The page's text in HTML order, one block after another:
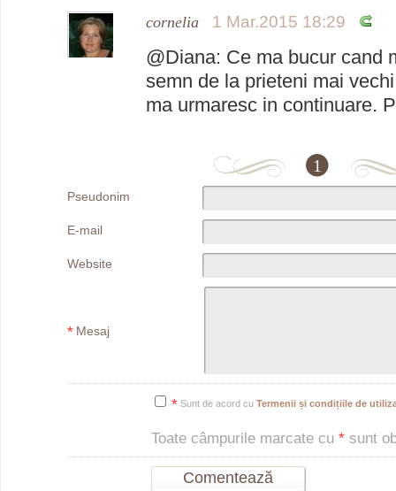
cornelia 1 Mar.2015 18:29
@Diana: Ce ma bucur cand
semn de la prieteni mai
ma urmaresc in continuare.
1
Pseudonim
E-mail
Website
* Mesaj
* Sunt de acord cu Termenii și condițiile de
Toate câmpurile marcate cu * sunt